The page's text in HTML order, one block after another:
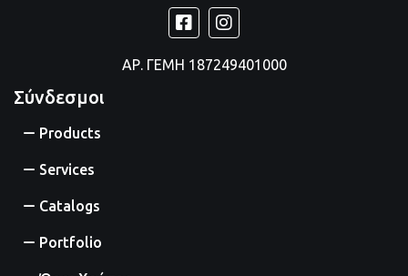
ΑΡ. ΓΕΜΗ 187249401000
Σύνδεσμοι
Products
Services
Catalogs
Portfolio